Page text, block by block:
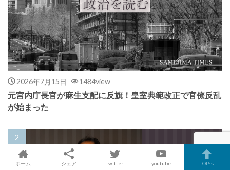
2026年7月15日 1484view
元宮内庁長官が麻生支配に反旗！皇室典範改正で官僚反乱
が始まった
ホーム シェア twitter youtube TOPへ